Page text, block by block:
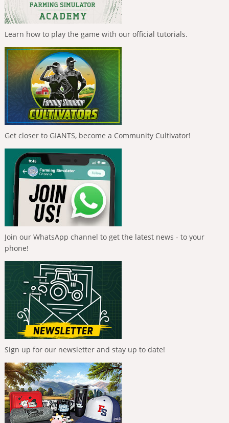
Learn how to play the game with our official tutorials.
Get closer to GIANTS, become a Community Cultivator!
Join our WhatsApp channel to get the latest news - to your
phone!
Sign up for our newsletter and stay up to date!